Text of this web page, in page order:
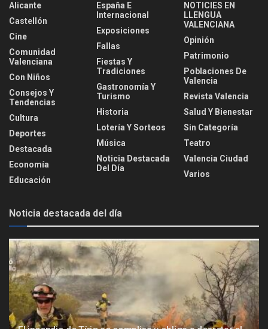
Alicante
Castellón
Cine
Comunidad
Valenciana
Con Niños
Consejos Y
Tendencias
Cultura
Deportes
Destacada
Economía
Educación
España E
Internacional
Exposiciones
Fallas
Fiestas Y
Tradiciones
Gastronomía Y
Turismo
Historia
Lotería Y Sorteos
Música
Noticia Destacada
Del Día
NOTICIES EN
LLENGUA
VALENCIANA
Opinión
Patrimonio
Poblaciones De
Valencia
Revista Valencia
Salud Y Bienestar
Sin Categoría
Teatro
Valencia Ciudad
Varios
Noticia destacada del día